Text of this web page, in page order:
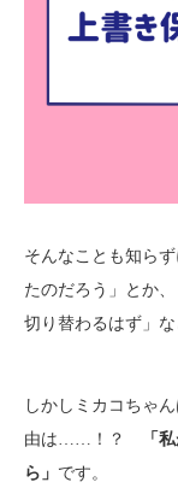
そんなことも知ら
たのだろう」とか
切り替わるはず」
しかしミカコちゃ
由は……！？
「
ら」 です。